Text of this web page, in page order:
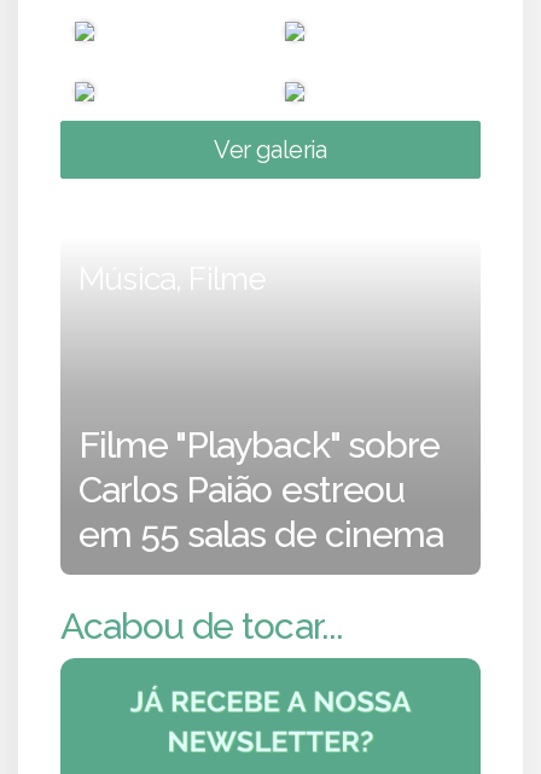
Ver galeria
Música, Filme
Filme "Playback" sobre
Carlos Paião estreou
em 55 salas de cinema
Acabou de tocar...